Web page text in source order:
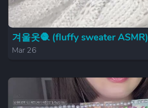
겨울옷🧶 (fluffy sweater ASMR)
Mar 26